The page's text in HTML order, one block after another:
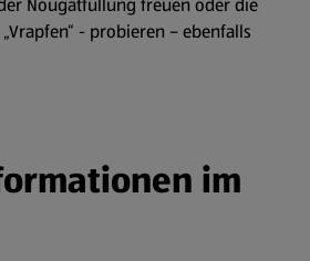
- probieren – ebenfalls
im